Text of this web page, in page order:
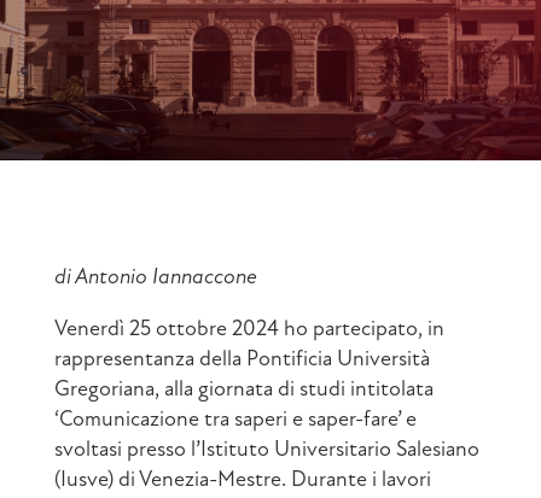
di Antonio Iannaccone
Venerdì 25 ottobre 2024 ho partecipato, in
rappresentanza della Pontificia Università
Gregoriana, alla giornata di studi intitolata
‘Comunicazione tra saperi e saper-fare’ e
svoltasi presso l’Istituto Universitario Salesiano
(Iusve) di Venezia-Mestre. Durante i lavori